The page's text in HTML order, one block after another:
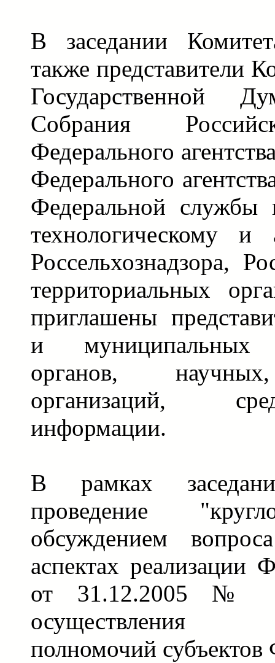
В заседании
также представители
Государственной
Собрания
Федерального
Федерального
Федеральной службы
технологическому и
Россельхознадзора,
территориальных
приглашены
и муниципальных
органов,
организаций,
информации.
В рамках
проведение
обсуждением
аспектах реализации
от 31.12.2005 №
осуществления
полномочий